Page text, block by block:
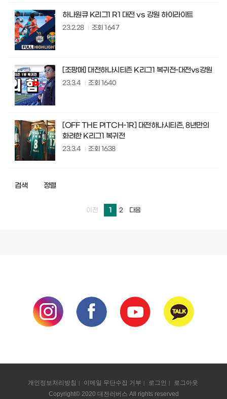
하나원큐 K리그1 R1 대전 vs 강원 하이라이트
23.2.28 조회1647
[조팡매] 대전하나시티즌 K리그1 복귀전-대전vs강원
23.3.4 조회 1640
[OFF THE PITCH-1R] 대전하나시티즌, 8년만의
화려한 K리그1 복귀전
23.3.4 조회 1638
검색 정렬
이전 1 2 다음
개인정보처리방침 이메일 무단수집 거부 로그인
로그아웃
Copyright© 2020 대전러버스 All rights reserved